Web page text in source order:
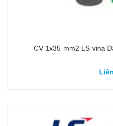
CV 1x35 mm2 LS vina